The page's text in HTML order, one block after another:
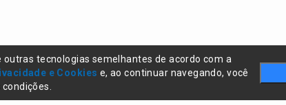
outras tecnologias semelhantes de acordo com a
e Cookies e, ao continuar navegando, você